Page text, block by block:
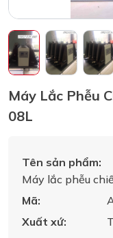
Máy Lắc Phễu
08L
Tên sản phẩm:
Máy lắc phễu
Mã:
Xuất xứ: